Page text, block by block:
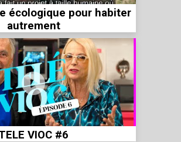
écologique pour habiter
autrement
VIOC #6